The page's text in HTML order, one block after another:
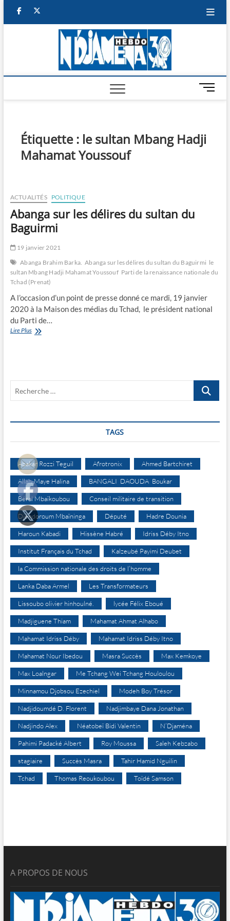
facebook
M
e
B
u
Étiquette : le sultan Mbang Hadji
Mahamat Youssouf
ACTUALITÉS POLITIQUE
Abanga sur les délires du sultan du
Baguirmi
19 janvier 2021
Abanga Brahim Barka. Abanga sur les délires du sultan du Baguirmi le
sultan Mbang Hadji Mahamat Youssouf Parti de la renaissance nationale du
Tchad (Prenat)
A l’occasion d’un point de presse donné ce mardi, 19 janvier
2020 à la Maison des médias du Tchad, le président national
du Parti de…
Lire PlusAbanga
Baguirmi
Recherche
TAGS
Abakar Rozzi Teguil Afrotronix Ahmed Bartchiret
Allah-Maye Halina BANGALI DAOUDA Boukar
Béral Mbaïkoubou Conseil militaire de transition
Djéndoroum Mbaïninga Député Hadre Dounia
Haroun Kabadi Hissène Habré Idriss Déby Itno
Institut Français du Tchad Kalzeubé Payimi Deubet
la Commission nationale des droits de l’homme
Lanka Daba Armel Les Transformateurs
Lissoubo olivier hinhoulné. lycée Félix Eboué
Madjiguene Thiam Mahamat Ahmat Alhabo
Mahamat Idriss Déby Mahamat Idriss Déby Itno
Mahamat Nour Ibedou Masra Succès Max Kemkoye
Max Loalngar Me Tchang Wei Tchang Houloulou
Minnamou Djobsou Ezechiel Modeh Boy Trésor
Nadjidoumdé D. Florent Nadjimbaye Dana Jonathan
Nadjindo Alex Néatobeï Bidi Valentin N’Djaména
Pahimi Padacké Albert Roy Moussa Saleh Kebzabo
stagiaire Succès Masra Tahir Hamid Nguilin
Tchad Thomas Reoukoubou Toïdé Samson
A PROPOS DE NOUS